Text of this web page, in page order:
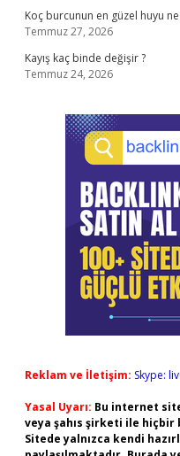
Koç burcunun en güzel huyu
Temmuz 27, 2026
Kayış kaç binde değişir ?
Temmuz 24, 2026
Reklam ve İletişim: Skype:
Yasal Uyarı: Bu internet
veya şahıs şirketi ile hiçbir
Sitede yalnızca kendi